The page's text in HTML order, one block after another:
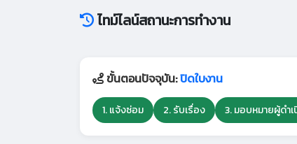
ไทม์ไลน์สถานะการทำงาน
ขั้นตอนปัจจุบัน:ปิดใบงาน
1. แจ้งซ่อม 2. รับเรื่อง 3. มอบหมายผู้ดำเ